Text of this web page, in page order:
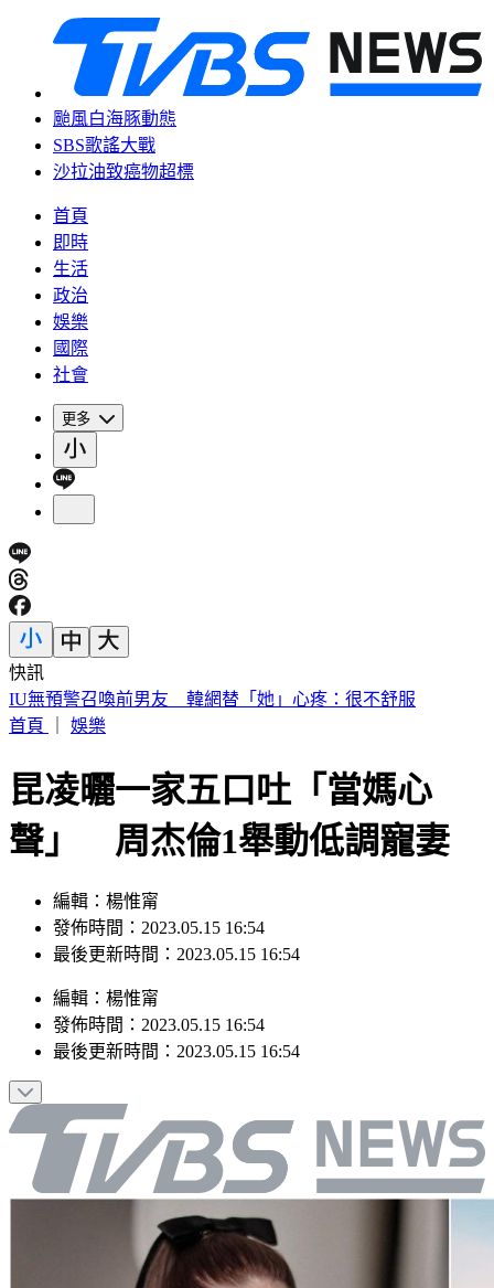
颱風白海豚動態
SBS歌謠大戰
沙拉油致癌物超標
首頁
即時
生活
政治
娛樂
國際
社會
更多
快訊
中國出入境新規將上路 陸委會曝「這類人」最危險
首頁
娛樂
昆凌曬一家五口吐「當媽心
聲」 周杰倫1舉動低調寵妻
編輯：楊惟甯
發佈時間：2023.05.15 16:54
最後更新時間：2023.05.15 16:54
編輯 ： 楊惟甯
發佈時間： 2023.05.15 16:54
最後更新時間： 2023.05.15 16:54